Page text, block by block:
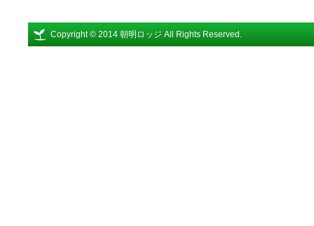
Copyright © 2014 朝明ロッジ All Rights Reserved.